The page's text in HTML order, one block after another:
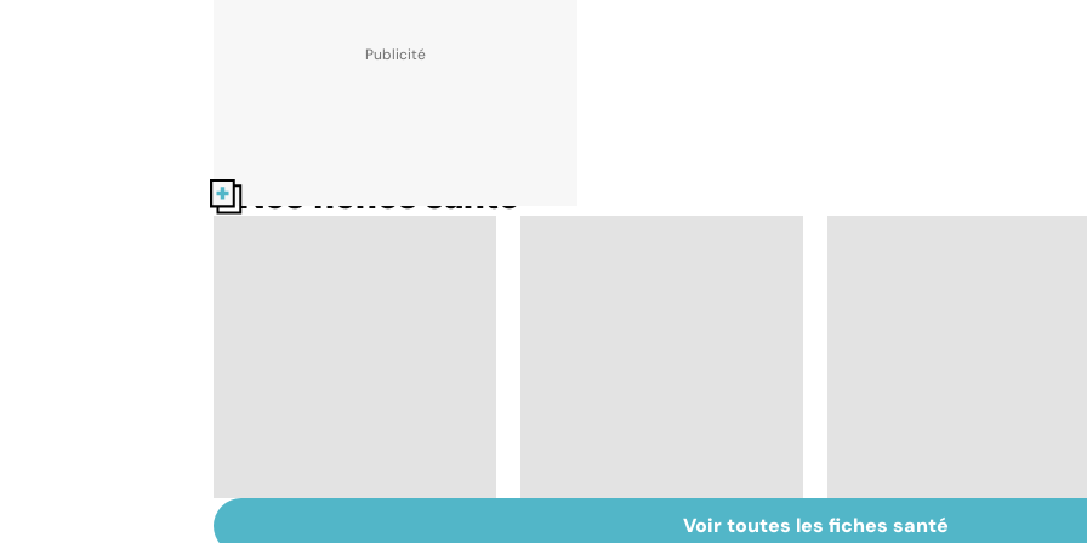
Nos fiches santé
Muscler ses abdos Crampes, déchirures,
Voir toutes les fiches santé